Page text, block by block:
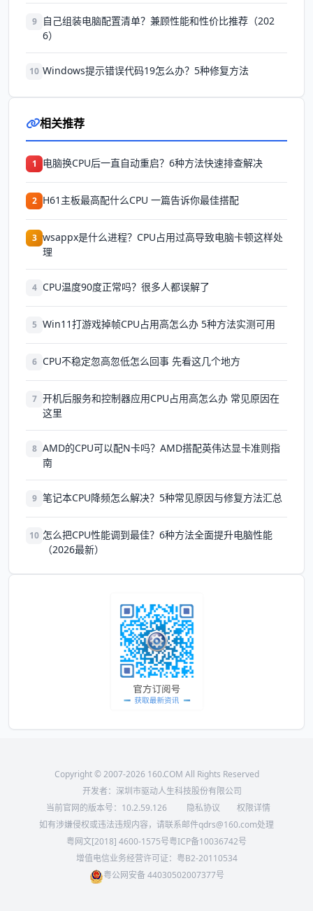
9
自己组装电脑配置清单？兼顾性能和性价比推荐（202
6）
10 Windows提示错误代码19怎么办？5种修复方法
相关推荐
1 电脑换CPU后一直自动重启？6种方法快速排查解决
2 H61主板最高配什么CPU 一篇告诉你最佳搭配
3 wsappx是什么进程？CPU占用过高导致电脑卡顿这样处
理
4 CPU温度90度正常吗？很多人都误解了
5 Win11打游戏掉帧CPU占用高怎么办 5种方法实测可用
6 CPU不稳定忽高忽低怎么回事 先看这几个地方
7 开机后服务和控制器应用CPU占用高怎么办 常见原因在
这里
8 AMD的CPU可以配N卡吗？AMD搭配英伟达显卡准则指
南
9 笔记本CPU降频怎么解决？5种常见原因与修复方法汇总
10 怎么把CPU性能调到最佳？6种方法全面提升电脑性能
（2026最新）
Copyright © 2007-2026 160.COM All Rights Reserved
开发者：深圳市驱动人生科技股份有限公司
当前官网的版本号： 10.2.59.126 隐私协议
权限详情
如有涉嫌侵权或违法违规内容，请联系邮件qdrs@160.com处理
粤网文[2018] 4600-1575号粤ICP备10036742号
增值电信业务经营许可证：粤B2-20110534
粤公网安备 44030502007377号